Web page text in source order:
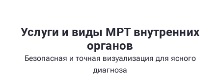
Услуги и виды МРТ внутренних
органов
Безопасная и точная визуализация для ясного
диагноза